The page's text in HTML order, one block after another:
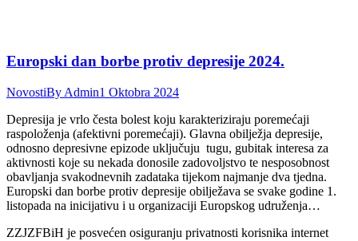
Europski dan borbe protiv depresije 2024.
NovostiBy Admin1 Oktobra 2024
Depresija je vrlo česta bolest koju karakteriziraju poremećaji
raspoloženja (afektivni poremećaji). Glavna obilježja depresije,
odnosno depresivne epizode uključuju tugu, gubitak interesa za
aktivnosti koje su nekada donosile zadovoljstvo te nesposobnost
obavljanja svakodnevnih zadataka tijekom najmanje dva tjedna.
Europski dan borbe protiv depresije obilježava se svake godine 1.
listopada na inicijativu i u organizaciji Europskog udruženja…
ZZJZFBiH je posvećen osiguranju privatnosti korisnika internet